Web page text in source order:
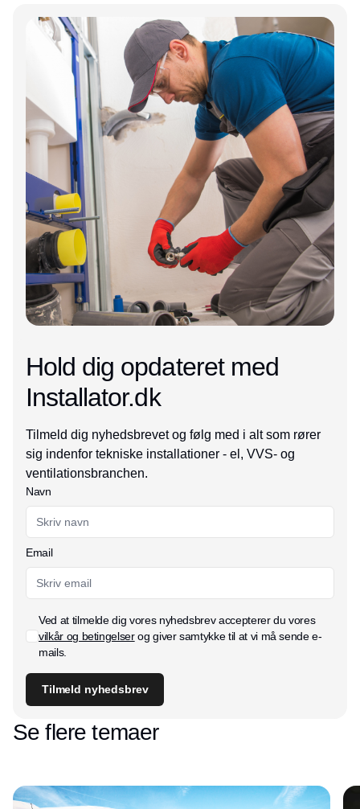
Annonce
Hold dig opdateret med
Installator.dk
Tilmeld dig nyhedsbrevet og følg med i alt som rører
sig indenfor tekniske installationer - el, VVS- og
ventilationsbranchen.
Navn
Email
Ved at tilmelde dig vores nyhedsbrev accepterer du vores
vilkår og betingelserog giver samtykke til at vi må sende e-
mails.
Tilmeld nyhedsbrev
Se flere temaer